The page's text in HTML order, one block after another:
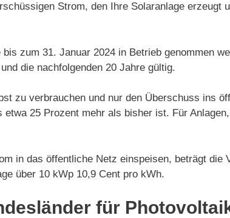
Strom, den Ihre Solaranlage
zum 31. Januar 2024 in Betrieb genommen
die nachfolgenden 20 Jahre gültig.
zu verbrauchen und nur den Überschuss ins
25 Prozent mehr als bisher ist. Für
in das öffentliche Netz einspeisen, beträgt
über 10 kWp 10,9 Cent pro kWh.
für